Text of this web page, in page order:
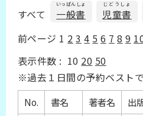
すべて 一般書
いっぱんしょ
児童書
じどうしょ
前ページ 1 2 3 4 5 6 7 8 9
表示件数 : 10 20 50
※過去１日間の予約ベストで
No. 書名 著者名 出